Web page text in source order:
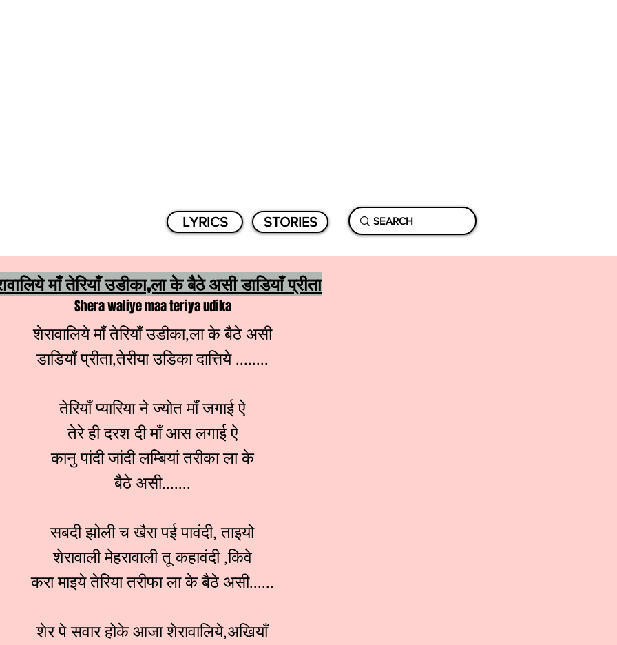
LYRICS STORIES
माँ तेरियाँ उडीका,ला के बैठे असी डाडियाँ प्रीता
Shera waliye maa teriya udika
शेरावालिये माँ तेरियाँ उडीका,ला के बैठे असी
डाडियाँ प्रीता,तेरीया उडिका दात्तिये ........
तेरियाँ प्यारिया ने ज्योत माँ जगाई ऐ
तेरे ही दरश दी माँ आस लगाई ऐ
कानु पांदी जांदी लम्बियां तरीका ला के
बैठे असी.......
सबदी झोली च खैरा पई पावंदी, ताइयो
शेरावाली मेहरावाली तू कहावंदी ,किवे
करा माइये तेरिया तरीफा ला के बैठे असी......
शेर पे सवार होके आजा शेरावालिये,अखियाँ